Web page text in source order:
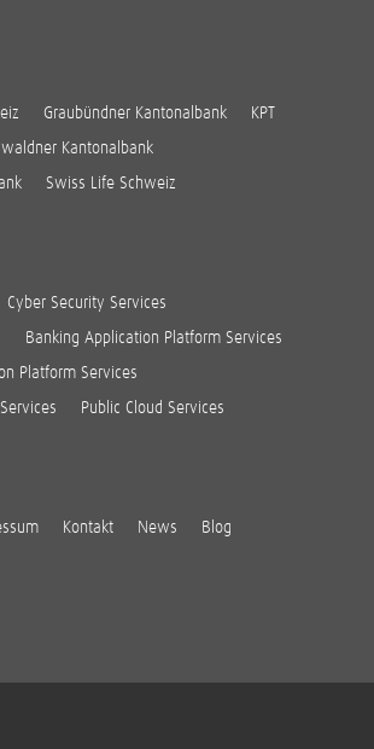
Graubündner Kantonalbank KPT
Kantonalbank
Swiss Life Schweiz
Cyber Security Services
Banking Application Platform Services
Platform Services
Public Cloud Services
Kontakt News Blog